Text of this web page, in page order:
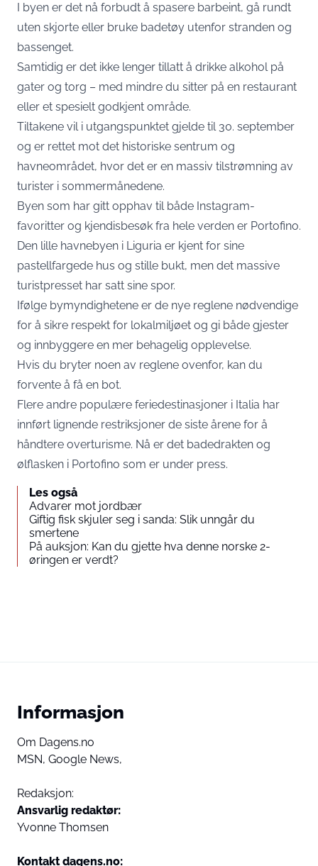
I byen er det nå forbudt å spasere barbeint, gå rundt
uten skjorte eller bruke badetøy utenfor stranden og
bassenget.
Samtidig er det ikke lenger tillatt å drikke alkohol på
gater og torg – med mindre du sitter på en restaurant
eller et spesielt godkjent område.
Tiltakene vil i utgangspunktet gjelde til 30. september
og er rettet mot det historiske sentrum og
havneområdet, hvor det er en massiv tilstrømning av
turister i sommermånedene.
Byen som har gitt opphav til både Instagram-
favoritter og kjendisbesøk fra hele verden er Portofino.
Den lille havnebyen i Liguria er kjent for sine
pastellfargede hus og stille bukt, men det massive
turistpresset har satt sine spor.
Ifølge bymyndighetene er de nye reglene nødvendige
for å sikre respekt for lokalmiljøet og gi både gjester
og innbyggere en mer behagelig opplevelse.
Hvis du bryter noen av reglene ovenfor, kan du
forvente å få en bot.
Flere andre populære feriedestinasjoner i Italia har
innført lignende restriksjoner de siste årene for å
håndtere overturisme. Nå er det badedrakten og
ølflasken i Portofino som er under press.
Les også
Advarer mot jordbær
Giftig fisk skjuler seg i sanda: Slik unngår du
smertene
På auksjon: Kan du gjette hva denne norske 2-
øringen er verdt?
Informasjon
Om Dagens.no
MSN, Google News,
Redaksjon:
Ansvarlig redaktør:
Yvonne Thomsen
Kontakt dagens.no: